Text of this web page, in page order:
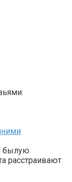
былую
расстраивают